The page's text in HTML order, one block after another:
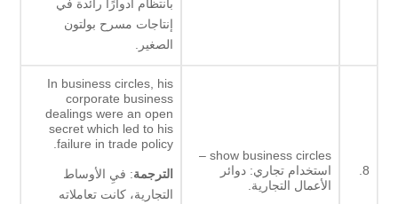
بانتظام أدوارًا رائدة في
إنتاجات مسرح بولتون
الصغير.
8.
show business circles –
استخدام تجاري: دوائر
الأعمال التجارية.
In business circles, his
corporate business
dealings were an open
secret which led to his
failure in trade policy.
الترجمة: فيِ الأوساط
التجارية، كانت تعاملاته